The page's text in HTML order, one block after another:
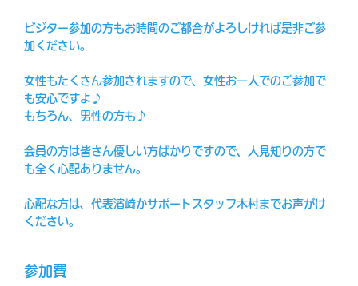
ビジター参加の方もお時間のご都合がよろしければ是非ご参
加ください。
女性もたくさん参加されますので、女性お一人でのご参加で
も安心ですよ♪
もちろん、男性の方も♪
会員の方は皆さん優しい方ばかりですので、人見知りの方で
も全く心配ありません。
心配な方は、代表濱﨑かサポートスタッフ木村までお声がけ
ください。
参加費